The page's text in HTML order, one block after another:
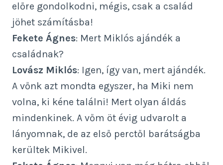
előre gondolkodni, mégis, csak a család
jöhet számításba!
Fekete Ágnes: Mert Miklós ajándék a
családnak?
Lovász Miklós: Igen, így van, mert ajándék.
A vőnk azt mondta egyszer, ha Miki nem
volna, ki kéne találni! Mert olyan áldás
mindenkinek. A vőm öt évig udvarolt a
lányomnak, de az első perctől barátságba
kerültek Mikivel.